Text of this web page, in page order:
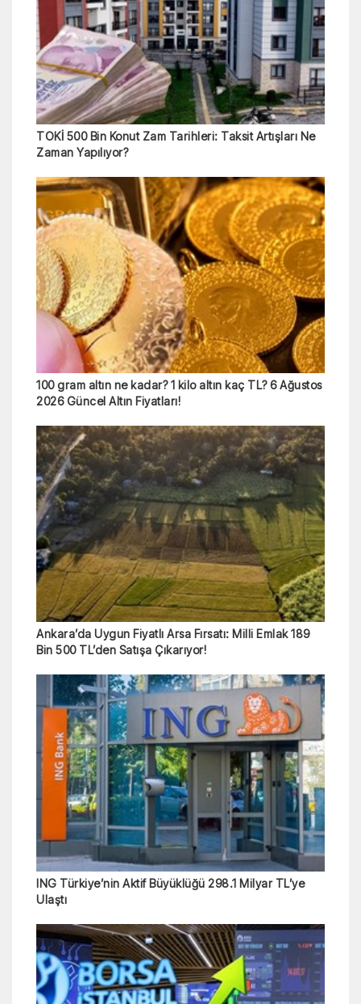
TOKİ 500 Bin Konut Zam Tarihleri: Taksit Artışları Ne
Zaman Yapılıyor?
100 gram altın ne kadar? 1 kilo altın kaç TL? 6 Ağustos
2026 Güncel Altın Fiyatları!
Ankara’da Uygun Fiyatlı Arsa Fırsatı: Milli Emlak 189
Bin 500 TL’den Satışa Çıkarıyor!
ING Türkiye’nin Aktif Büyüklüğü 298.1 Milyar TL’ye
Ulaştı